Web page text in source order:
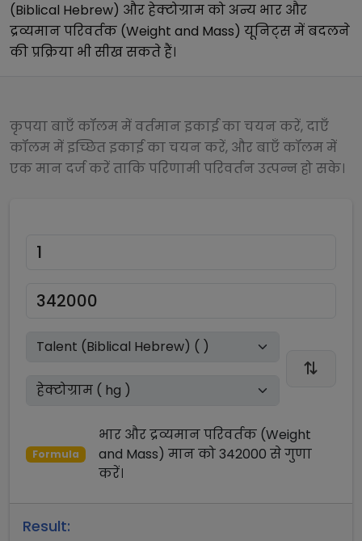
(Biblical Hebrew) औरहेक्टोग्रामको अन्य भार और
द्रव्यमान परिवर्तक (Weight and Mass) यूनिट्स में बदलने
की प्रक्रिया भी सीख सकते हैं।
कृपया बाएँ कॉलम में वर्तमान इकाई का चयन करें, दाएँ
कॉलम में इच्छित इकाई का चयन करें, और बाएँ कॉलम में
एक मान दर्ज करें ताकि परिणामी परिवर्तन उत्पन्न हो सके।
Formula
भार और द्रव्यमान परिवर्तक (Weight
and Mass) मान को342000 सेगुणा
करें।
Result: